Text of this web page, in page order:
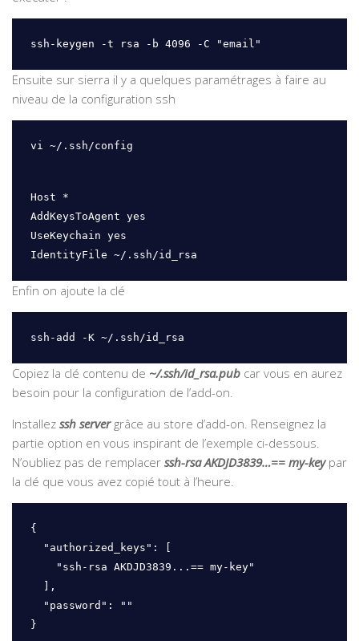
ssh-keygen -t rsa -b 4096 -C "email"
Ensuite sur sierra il y a quelques paramétrages à faire au
niveau de la configuration ssh
vi ~/.ssh/config
Host *
AddKeysToAgent yes
UseKeychain yes
IdentityFile ~/.ssh/id_rsa
Enfin on ajoute la clé
ssh-add -K ~/.ssh/id_rsa
Copiez la clé contenu de ~/.ssh/id_rsa.pub car vous en aurez
besoin pour la configuration de l’add-on.
Installez ssh servergrâce au store d’add-on. Renseignez la
partie option en vous inspirant de l’exemple ci-dessous.
N’oubliez pas de remplacer ssh-rsa AKDJD3839…== my-keypar
la clé que vous avez copié tout à l’heure.
{
}